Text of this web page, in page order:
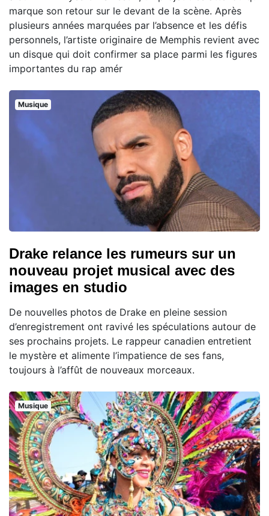
marque son retour sur le devant de la scène. Après
plusieurs années marquées par l’absence et les défis
personnels, l’artiste originaire de Memphis revient avec
un disque qui doit confirmer sa place parmi les figures
importantes du rap amér
Musique
Drake relance les rumeurs sur un
nouveau projet musical avec des
images en studio
De nouvelles photos de Drake en pleine session
d’enregistrement ont ravivé les spéculations autour de
ses prochains projets. Le rappeur canadien entretient
le mystère et alimente l’impatience de ses fans,
toujours à l’affût de nouveaux morceaux.
Musique